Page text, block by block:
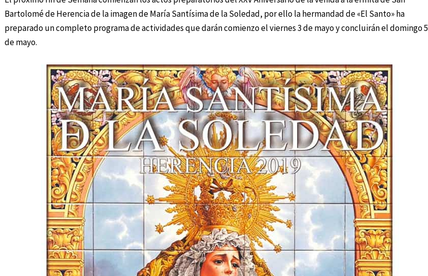
Bartolomé de Herencia de la imagen de María Santísima de la Soledad, por ello la hermandad de «El Santo» ha
preparado un completo programa de actividades que darán comienzo el viernes 3 de mayo y concluirán el domingo 5
de mayo.